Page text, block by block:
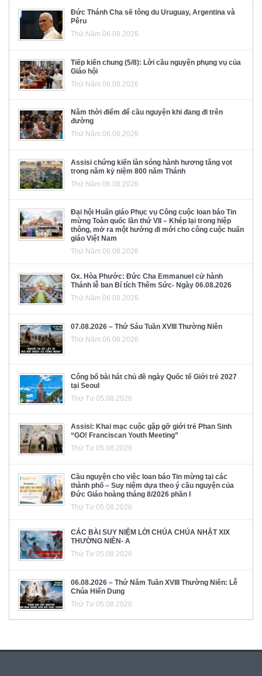
Đức Thánh Cha sẽ tông du Uruguay, Argentina và
Pêru
Thứ Năm 06.08.2026
Tiếp kiến chung (5/8): Lời cầu nguyện phụng vụ của
Giáo hội
Thứ Năm 06.08.2026
Năm thời điểm để cầu nguyện khi đang đi trên
đường
Thứ Năm 06.08.2026
Assisi chứng kiến làn sóng hành hương tăng vọt
trong năm kỷ niệm 800 năm Thánh
Thứ Năm 06.08.2026
Đại hội Huấn giáo Phục vụ Công cuộc loan báo Tin
mừng Toàn quốc lần thứ VII – Khép lại trong hiệp
thông, mở ra một hướng đi mới cho công cuộc huấn
giáo Việt Nam
Thứ Năm 06.08.2026
Gx. Hòa Phước: Đức Cha Emmanuel cử hành
Thánh lễ ban Bí tích Thêm Sức- Ngày 06.08.2026
Thứ Năm 06.08.2026
07.08.2026 – Thứ Sáu Tuần XVIII Thường Niên
Thứ Năm 06.08.2026
Công bố bài hát chủ đề ngày Quốc tế Giới trẻ 2027
tại Seoul
Thứ Tư 05.08.2026
Assisi: Khai mạc cuộc gặp gỡ giới trẻ Phan Sinh
“GO! Franciscan Youth Meeting”
Thứ Tư 05.08.2026
Cầu nguyện cho việc loan báo Tin mừng tại các
thành phố – Suy niệm dựa theo ý cầu nguyện của
Đức Giáo hoàng tháng 8/2026 phần I
Thứ Tư 05.08.2026
CÁC BÀI SUY NIỆM LỜI CHÚA CHÚA NHẬT XIX
THƯỜNG NIÊN- A
Thứ Tư 05.08.2026
06.08.2026 – Thứ Năm Tuần XVIII Thường Niên: Lễ
Chúa Hiển Dung
Thứ Tư 05.08.2026